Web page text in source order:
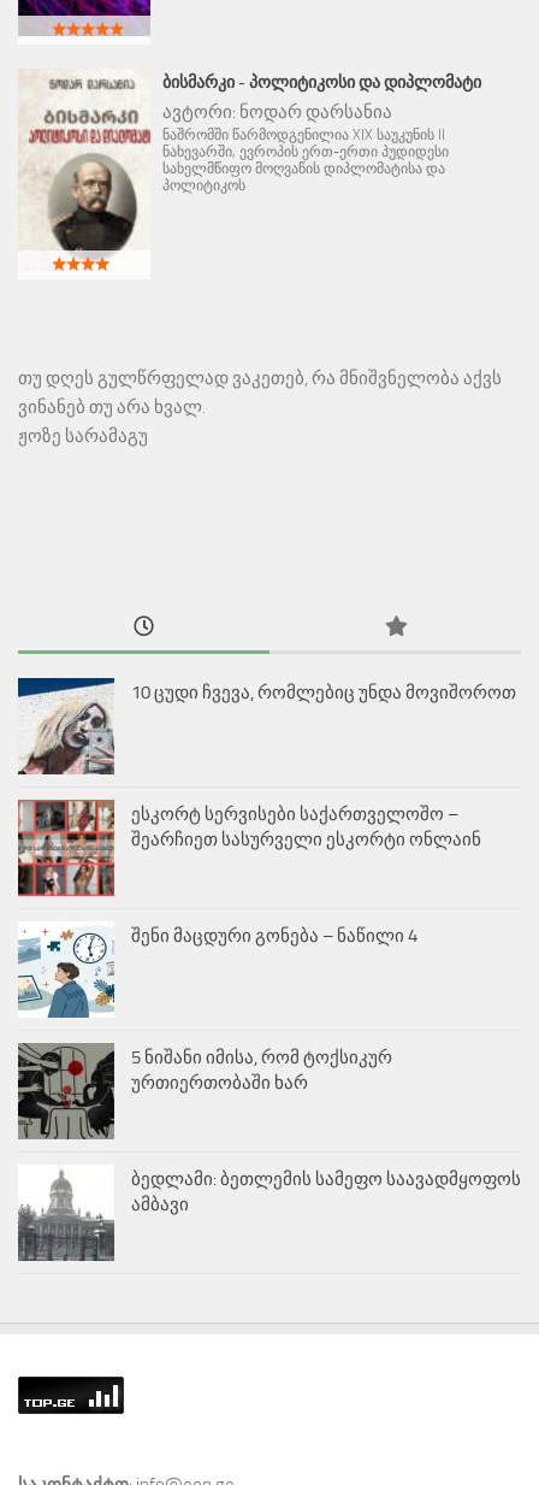
ᲑᲘᲡᲛᲐᲠᲙᲘ - ᲞᲝᲚᲘᲢᲘᲙᲝᲡᲘ ᲓᲐ ᲓᲘᲞᲚᲝᲛᲐᲢᲘ
ავტორი: ნოდარ დარსანია
ნაშრომში წარმოდგენილია XIX საუკუნის II
ნახევარში, ევროპის ერთ-ერთი პუდიდესი
სახელმწიფო მოღვაწის დიპლომატისა და
პოლიტიკოს
თუ დღეს გულწრფელად ვაკეთებ, რა მნიშვნელობა აქვს
ვინანებ თუ არა ხვალ.
ჟოზე სარამაგუ
10 ცუდი ჩვევა, რომლებიც უნდა მოვიშოროთ
ესკორტ სერვისები საქართველოშო –
შეარჩიეთ სასურველი ესკორტი ონლაინ
შენი მაცდური გონება – ნაწილი 4
5 ნიშანი იმისა, რომ ტოქსიკურ
ურთიერთობაში ხარ
ბედლამი: ბეთლემის სამეფო საავადმყოფოს
ამბავი